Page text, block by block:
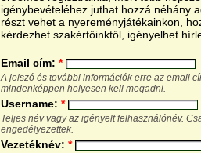
igénybevételéhez juthat hozzá néhány
részt vehet a nyereményjátékainkon,
kérdezhet szakértőinktől, igényelhet
Email cím: *
A jelszó és további információk erre az email
mindenképpen helyesen kell megadni.
Username: *
Teljes név vagy az igényelt felhasználónév.
engedélyezettek.
Vezetéknév: *